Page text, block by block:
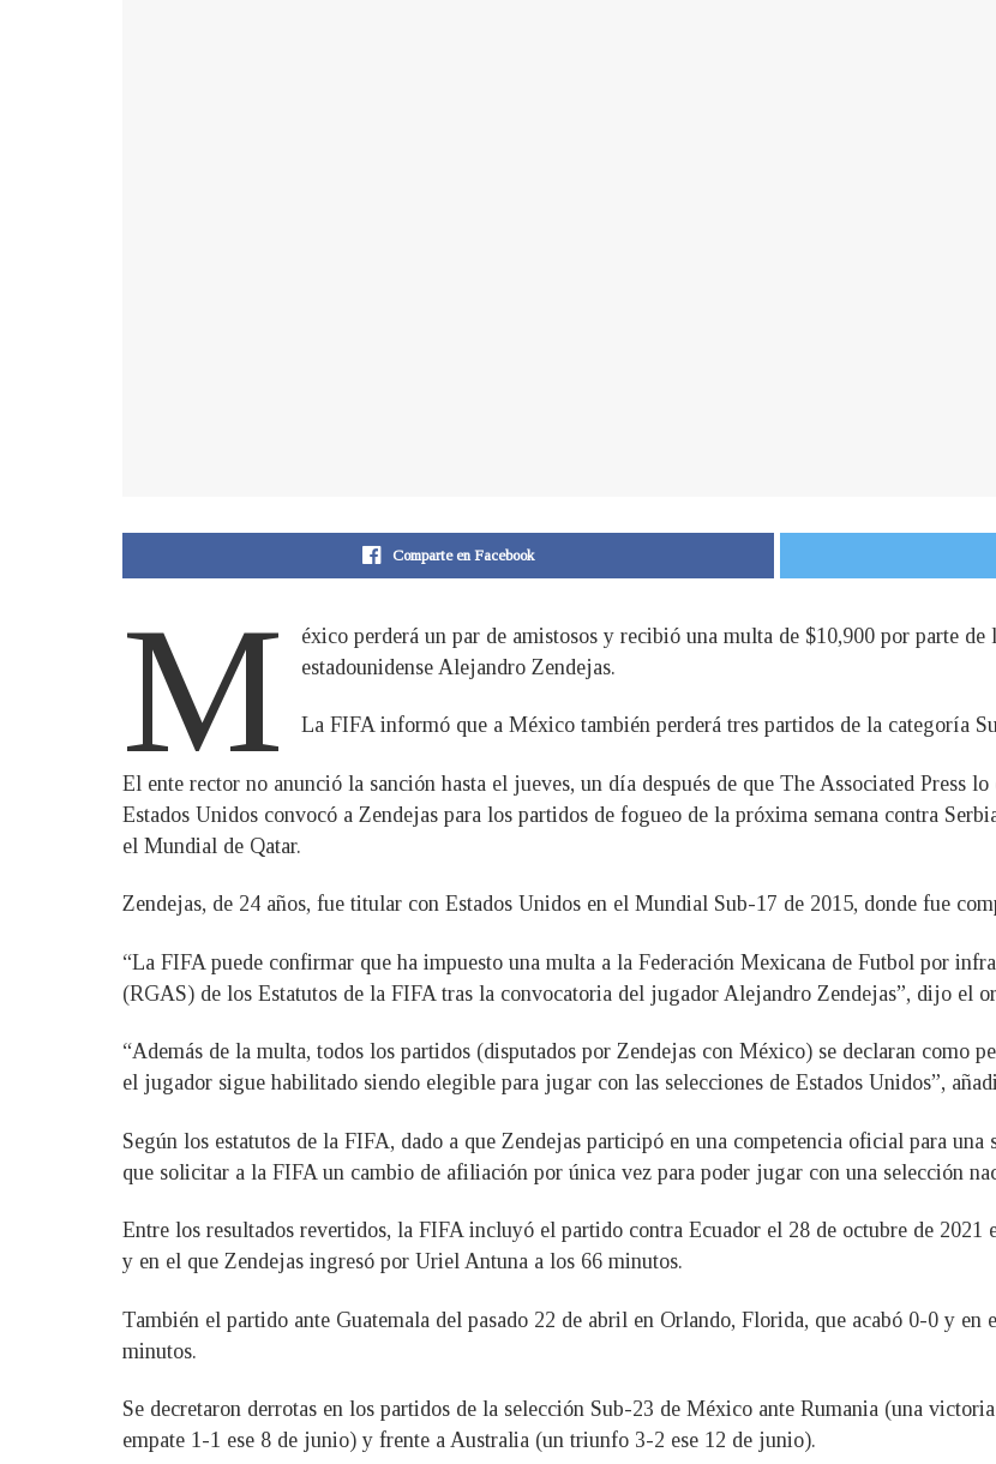
Comparte en Facebook
M
éxico perderá un par de amistosos y recibió una multa de $10,900 por parte
estadounidense Alejandro Zendejas.
La FIFA informó que a México también perderá tres partidos de la categoría
El ente rector no anunció la sanción hasta el jueves, un día después de que The Associated Press
Estados Unidos convocó a Zendejas para los partidos de fogueo de la próxima semana contra
el Mundial de Qatar.
Zendejas, de 24 años, fue titular con Estados Unidos en el Mundial Sub-17 de 2015, donde fue
“La FIFA puede confirmar que ha impuesto una multa a la Federación Mexicana de Futbol por
(RGAS) de los Estatutos de la FIFA tras la convocatoria del jugador Alejandro Zendejas”, dijo el
“Además de la multa, todos los partidos (disputados por Zendejas con México) se declaran como
el jugador sigue habilitado siendo elegible para jugar con las selecciones de Estados Unidos”,
Según los estatutos de la FIFA, dado a que Zendejas participó en una competencia oficial para
que solicitar a la FIFA un cambio de afiliación por única vez para poder jugar con una selección
Entre los resultados revertidos, la FIFA incluyó el partido contra Ecuador el 28 de octubre de
y en el que Zendejas ingresó por Uriel Antuna a los 66 minutos.
También el partido ante Guatemala del pasado 22 de abril en Orlando, Florida, que acabó 0-0 y
minutos.
Se decretaron derrotas en los partidos de la selección Sub-23 de México ante Rumania (una
empate 1-1 ese 8 de junio) y frente a Australia (un triunfo 3-2 ese 12 de junio).